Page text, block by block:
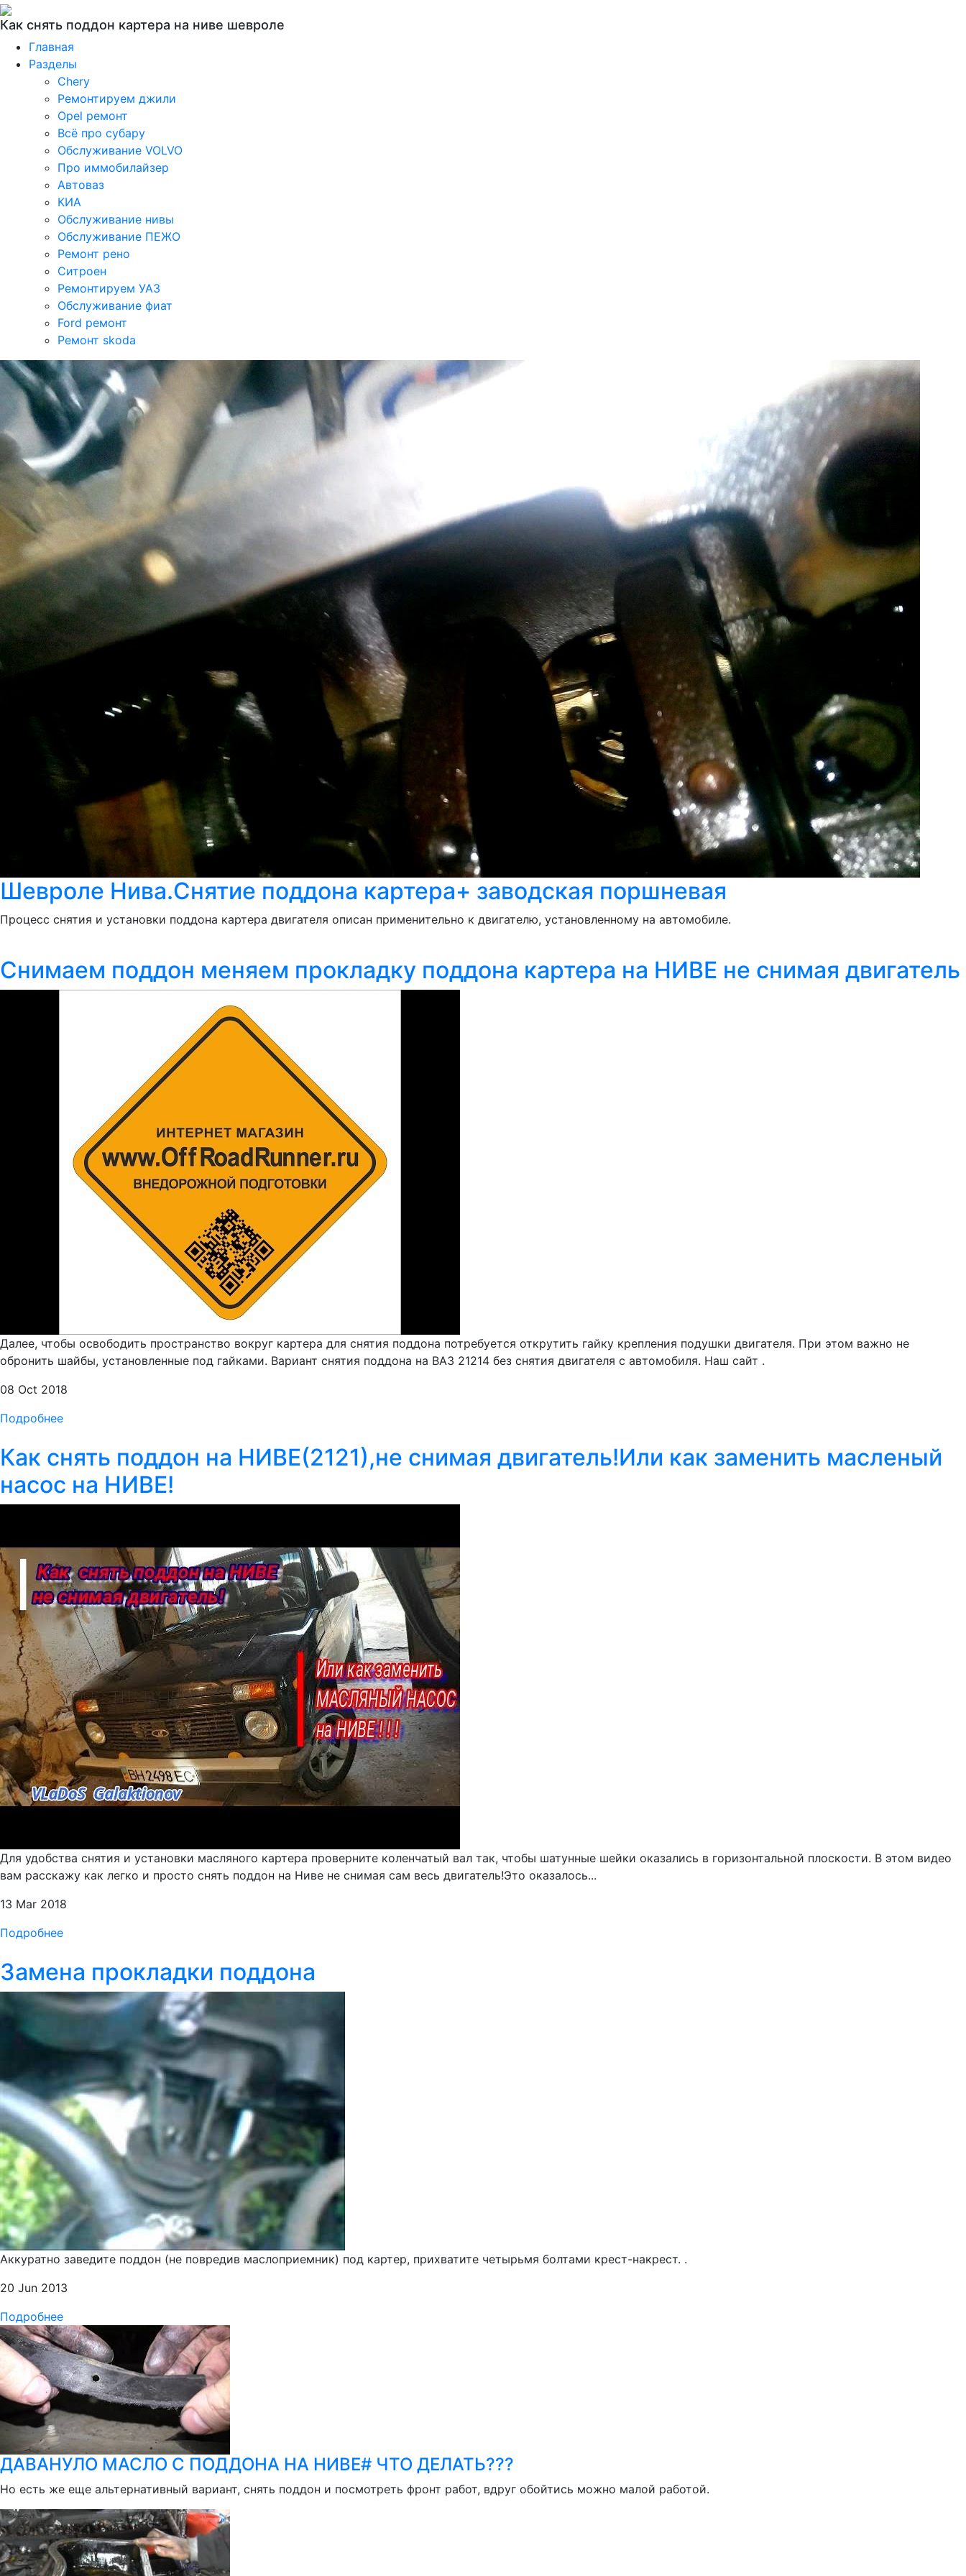
Как снять поддон картера на ниве шевроле
Главная
Разделы
Chery
Ремонтируем джили
Opel ремонт
Всё про субару
Обслуживание VOLVO
Про иммобилайзер
Автоваз
КИА
Обслуживание нивы
Обслуживание ПЕЖО
Ремонт рено
Ситроен
Ремонтируем УАЗ
Обслуживание фиат
Ford ремонт
Ремонт skoda
Шевроле Нива.Снятие поддона картера+ заводская поршневая
Процесс снятия и установки поддона картера двигателя описан применительно к двигателю, установленному на автомобиле.
Снимаем поддон меняем прокладку поддона картера на НИВЕ не снимая двигатель
Далее, чтобы освободить пространство вокруг картера для снятия поддона потребуется открутить гайку крепления подушки двигателя. При этом важно не
обронить шайбы, установленные под гайками. Вариант снятия поддона на ВАЗ 21214 без снятия двигателя с автомобиля. Наш сайт .
08 Oct 2018
Подробнее
Как снять поддон на НИВЕ(2121),не снимая двигатель!Или как заменить масленый
насос на НИВЕ!
Для удобства снятия и установки масляного картера проверните коленчатый вал так, чтобы шатунные шейки оказались в горизонтальной плоскости. В этом видео
вам расскажу как легко и просто снять поддон на Ниве не снимая сам весь двигатель!Это оказалось...
13 Mar 2018
Подробнее
Замена прокладки поддона
Аккуратно заведите поддон (не повредив маслоприемник) под картер, прихватите четырьмя болтами крест-накрест. .
20 Jun 2013
Подробнее
ДАВАНУЛО МАСЛО С ПОДДОНА НА НИВЕ# ЧТО ДЕЛАТЬ???
Но есть же еще альтернативный вариант, снять поддон и посмотреть фронт работ, вдруг обойтись можно малой работой.